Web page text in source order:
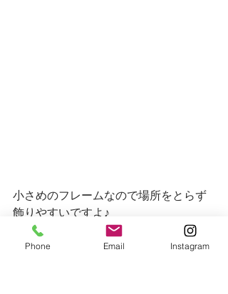
小さめのフレームなので場所をとらず
飾りやすいですよ♪
こちらは生徒さん作品✨
Phone Email Instagram